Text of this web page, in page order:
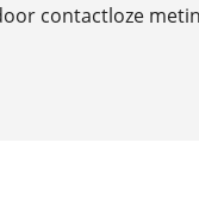
contactloze